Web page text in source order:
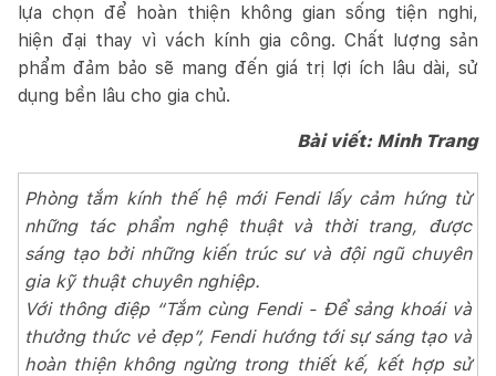
lựa chọn để hoàn thiện không gian sống tiện nghi,
hiện đại thay vì vách kính gia công. Chất lượng sản
phẩm đảm bảo sẽ mang đến giá trị lợi ích lâu dài, sử
dụng bền lâu cho gia chủ.
Bài viết: Minh Trang
Phòng tắm kính thế hệ mới Fendi lấy cảm hứng từ
những tác phẩm nghệ thuật và thời trang, được
sáng tạo bởi những kiến trúc sư và đội ngũ chuyên
gia kỹ thuật chuyên nghiệp.
Với thông điệp “Tắm cùng Fendi - Để sảng khoái và
thưởng thức vẻ đẹp”, Fendi hướng tới sự sáng tạo và
hoàn thiện không ngừng trong thiết kế, kết hợp sử